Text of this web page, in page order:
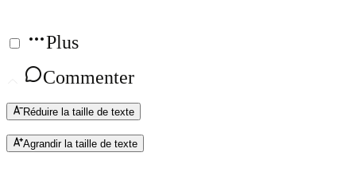
Plus
Commenter
Réduire la taille de texte
Agrandir la taille de texte